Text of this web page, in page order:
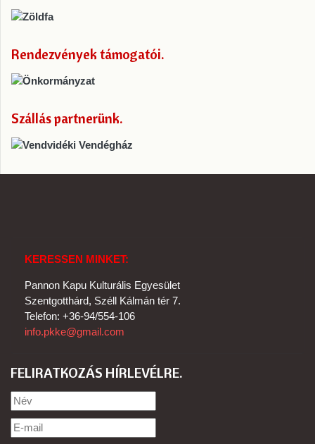
Rendezvények támogatói
Szállás partnerünk
KERESSEN MINKET:
Pannon Kapu Kulturális Egyesület
Szentgotthárd, Széll Kálmán tér 7.
Telefon: +36-94/554-106
info.pkke@gmail.com
FELIRATKOZÁS HÍRLEVÉLRE